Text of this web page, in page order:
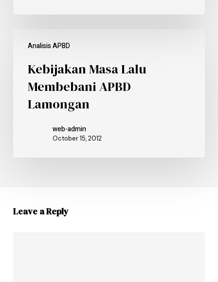
Analisis APBD
Kebijakan Masa Lalu
Membebani APBD
Lamongan
web-admin
October 15, 2012
Leave a Reply